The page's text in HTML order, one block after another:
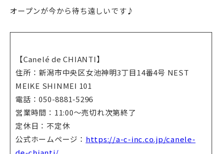
オープンが今から待ち遠しいです♪
【Canelé de CHIANTI】
住所：新潟市中央区女池神明3丁目14番4号 NEST
MEIKE SHINMEI 101
電話：050-8881-5296
営業時間：11:00～売切れ次第終了
定休日：不定休
公式ホームページ： https://a-c-inc.co.jp/canele-